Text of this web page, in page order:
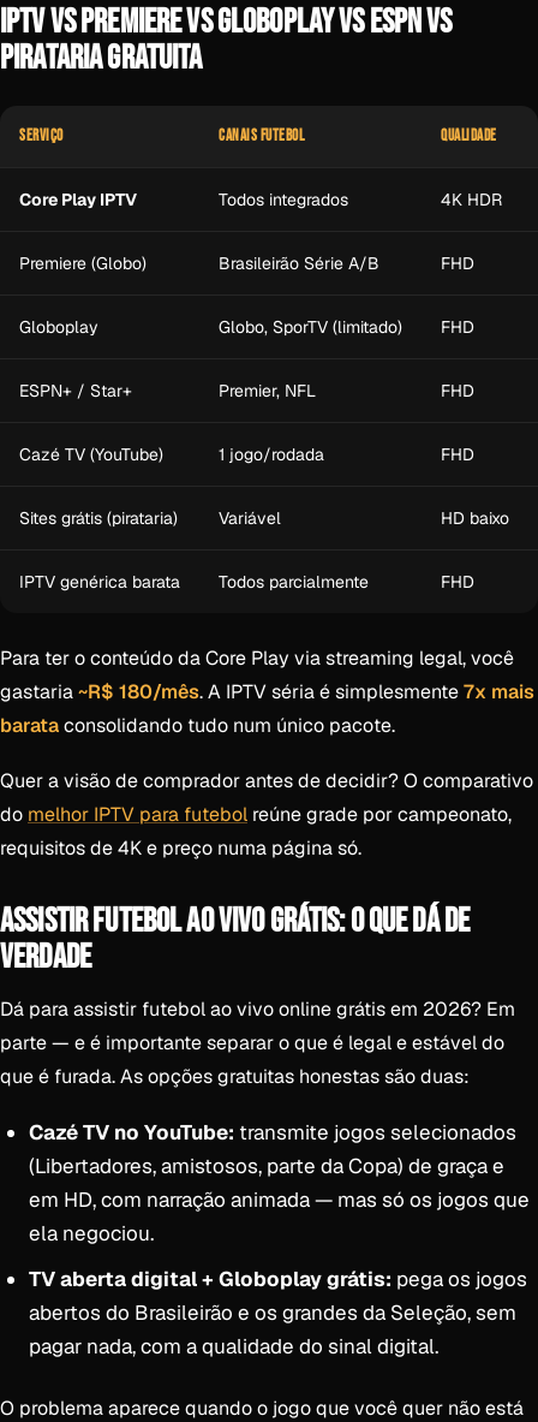
IPTV VS PREMIERE VS GLOBOPLAY VS ESPN VS
PIRATARIA GRATUITA
SERVIÇO CANAIS FUTEBOL QUALIDADE
Core Play IPTV Todos integrados 4K HDR
Premiere (Globo) Brasileirão Série A/B FHD
Globoplay Globo, SporTV (limitado) FHD
ESPN+ / Star+ Premier, NFL FHD
Cazé TV (YouTube) 1 jogo/rodada FHD
Sites grátis (pirataria) Variável HD baixo
IPTV genérica barata Todos parcialmente FHD
Para ter o conteúdo da Core Play via streaming legal, você
gastaria~R$ 180/mês. A IPTV séria é simplesmente7x mais
barataconsolidando tudo num único pacote.
Quer a visão de comprador antes de decidir? O comparativo
do melhor IPTV para futebol reúne grade por campeonato,
requisitos de 4K e preço numa página só.
ASSISTIR FUTEBOL AO VIVO GRÁTIS: O QUE DÁ DE
VERDADE
Dá para assistir futebol ao vivo online grátis em 2026? Em
parte — e é importante separar o que é legal e estável do
que é furada. As opções gratuitas honestas são duas:
Cazé TV no YouTube: transmite jogos selecionados
(Libertadores, amistosos, parte da Copa) de graça e
em HD, com narração animada — mas só os jogos que
ela negociou.
TV aberta digital + Globoplay grátis: pega os jogos
abertos do Brasileirão e os grandes da Seleção, sem
pagar nada, com a qualidade do sinal digital.
O problema aparece quando o jogo que você quer não está